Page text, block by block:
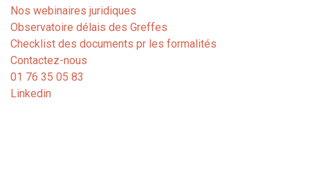
Nos webinaires juridiques
Observatoire délais des Greffes
Checklist des documents pr les formalités
Contactez-nous
01 76 35 05 83
Linkedin